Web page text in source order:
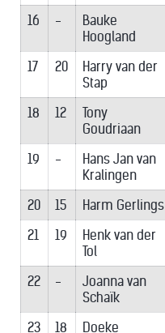
16
-
Bauke
Hoogland
17 20
Harry van der
Stap
18 12
Tony
Goudriaan
19 -
Hans Jan van
Kralingen
20 15 Harm Gerlings
21
19
Henk van der
Tol
22 -
Joanna van
Schaïk
23 18 Doeke